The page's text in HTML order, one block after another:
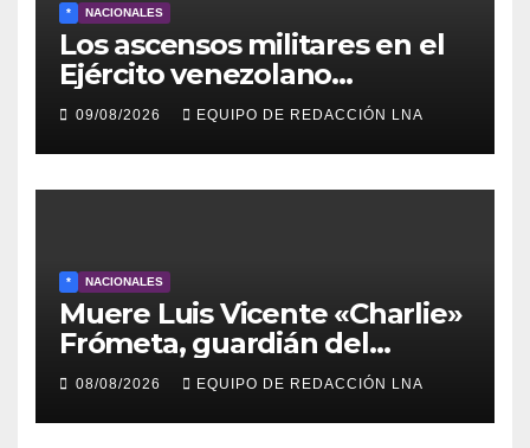
* NACIONALES
Los ascensos militares en el
Ejército venezolano
refuerzan el control político y
operativo de la Fuerza
Armada
09/08/2026 EQUIPO DE REDACCIÓN LNA
* NACIONALES
Muere Luis Vicente «Charlie»
Frómeta, guardián del
legado musical de la Billo’s
Caracas Boys
08/08/2026 EQUIPO DE REDACCIÓN LNA